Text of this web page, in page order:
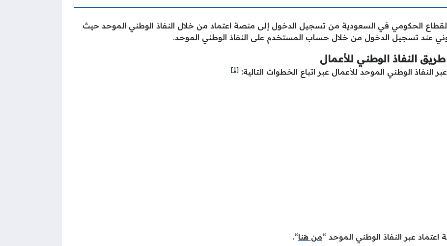
الحكومي في السعودية من تسجيل الدخول إلى منصة اعتماد من خلال النفاذ الوطني الموحد حيث
عند تسجيل الدخول من خلال حساب المستخدم على النفاذ الوطني الموحد.
النفاذ الوطني للأعمال
الوطني الموحد للأعمال عبر اتباع الخطوات التالية: [1]
عبر النفاذ الوطني الموحد “من هنا“.